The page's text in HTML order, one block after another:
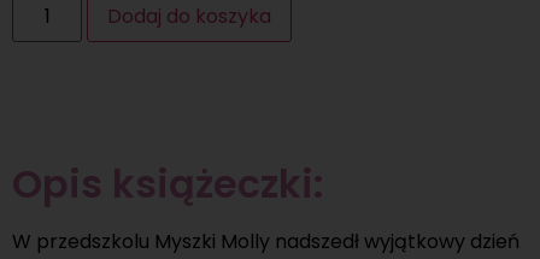
Dodaj do koszyka
Opis książeczki:
W przedszkolu Myszki Molly nadszedł wyjątkowy dzień